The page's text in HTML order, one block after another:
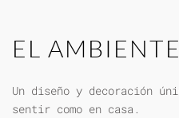
EL AMBIENTE
Un diseño y decoración
sentir como en casa.